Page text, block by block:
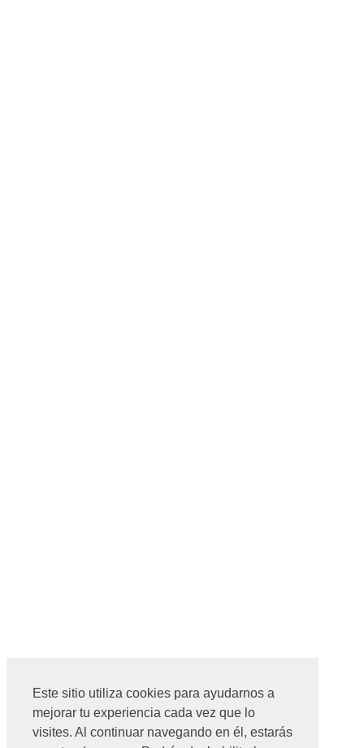
Este sitio utiliza cookies para ayudarnos a
mejorar tu experiencia cada vez que lo
visites. Al continuar navegando en él, estarás